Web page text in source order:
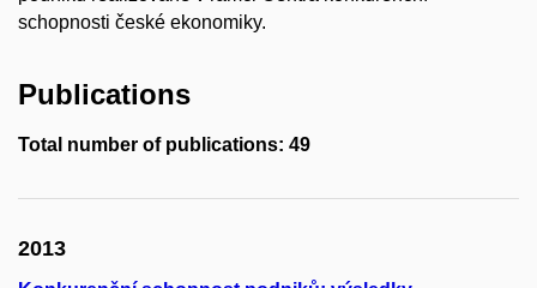
schopnosti české ekonomiky.
Publications
Total number of publications: 49
2013